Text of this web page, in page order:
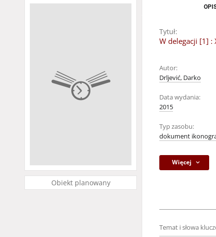
Obiekt planowany
Tytuł:
W delegacji [1] :
Autor:
Drljević, Darko
Data wydania:
2015
Typ zasobu:
dokument
Więcej
Temat i słowa